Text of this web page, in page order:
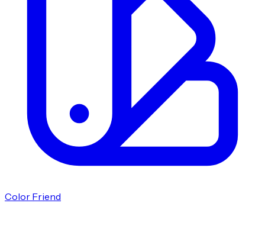
Color Friend